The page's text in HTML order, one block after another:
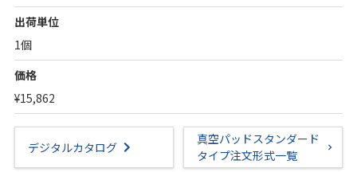
出荷単位
1個
価格
¥15,862
デジタルカタログ
真空パッドスタンダード
タイプ注文形式一覧